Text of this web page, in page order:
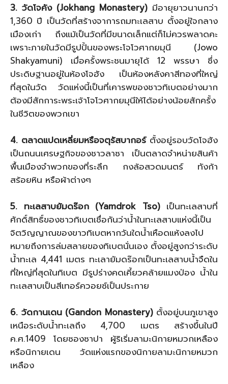
3. วัดโจคัง (Jokhang Monastery) มีอายุยาวนานกว่า
1,360 ปี เป็นวัดที่สร้างจาการถมทะเลสาบ ตั้งอยู่ใจกลาง
เมืองเก่า ถึงแม้เป็นวัดที่มีขนาดเล็กแต่ก็ไม่ควรพลาดคะ
เพราะภายในวัดมีรูปปั้นของพระโจโวศากยมุนี (Jowo
Shakyamuni) เมื่อครั้งพระชนมายุได้ 12 พรรษา ซึ่ง
ประดิษฐานอยู่ในห้องโจฮัง เป็นห้องหลังคาสีทองที่ใหญ่
ที่สุดในวัด วัดแห่งนี้เป็นที่เคารพของชาวทิเบตอย่างมาก
ต้องมีสักการะพระเจ้าโจโวศากยมุนีให้ได้อย่างน้อยสักครั้ง
ในชีวิตของพวกเขา
4. ตลาดแปดเหลี่ยมหรือจตุรัสบากอร์ตั้งอยู่รอบวัดโจฮัง
เป็นถนนเศรษฐกิจของชาวลาซา เป็นตลาดจำหน่ายสินค้า
พื้นเมืองจำพวกของที่ระลึก กงล้อสวดมนตร์ ทังก้า
สร้อยหิน หรือผ้าต่างๆ
5. ทะเลสาบยัมดร๊อก (Yamdrok Tso)เป็นทะเลสาบที่
ศักดิ์สิทธิ์ของชาวทิเบตเชื่อกันว่าน้ำในทะเลสาบแห่งนี้เป็น
จิตวิญญาณของขาวทิเบตหากวันใดน้ำเหือดแห้งลงไป
หมายถึงการล่มสลายของทิเบตนั่นเอง ตั้งอยู่สูงกว่าระดับ
น้ำทะเล 4,441 เมตร ทะเลายัมดร๊อกเป็นทะเลสาบน้ำจืดใน
ที่ใหญ่ที่สุดในทิเบต มีรูปร่างคดเคี้ยวคล้ายแมงป่อง น้ำใน
ทะเลสาบเป็นสีเทอร์ควอยซ์เป็นประกาย
6. วัดกานเดน (Gandon Monastery)ตั้งอยู่บนภูเขาสูง
เหนือระดับน้ำทะเลถึง 4,700 เมตร สร้างขึ้นในปี
ค.ศ.1409 โดยซองซาปา ผู้ริเริ่มลามะนิกายหมวกเหลือง
หรือนิกายเดน วัดแห่งแรกของนิกายลามะนิกายหมวก
เหลือง